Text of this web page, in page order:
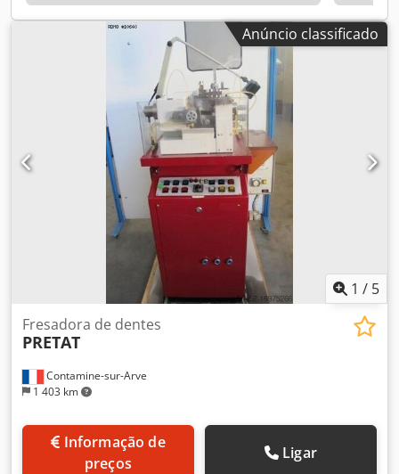
Anúncio classificado
1 / 5
Contamine-sur-Arve
1 403 km
Fresadora de dentes
PRETAT
preços
Ligar